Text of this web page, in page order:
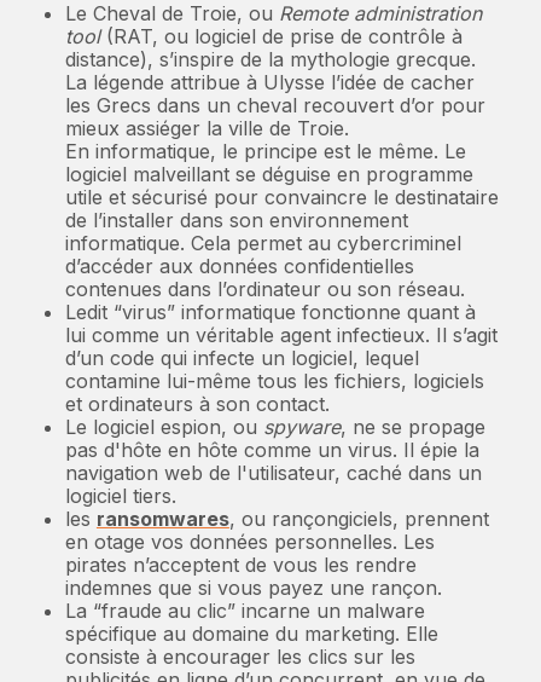
Le Cheval de Troie, ou Remote administration
tool(RAT, ou logiciel de prise de contrôle à
distance), s’inspire de la mythologie grecque.
La légende attribue à Ulysse l’idée de cacher
les Grecs dans un cheval recouvert d’or pour
mieux assiéger la ville de Troie.
En informatique, le principe est le même. Le
logiciel malveillant se déguise en programme
utile et sécurisé pour convaincre le destinataire
de l’installer dans son environnement
informatique. Cela permet au cybercriminel
d’accéder aux données confidentielles
contenues dans l’ordinateur ou son réseau.
Ledit “virus” informatique fonctionne quant à
lui comme un véritable agent infectieux. Il s’agit
d’un code qui infecte un logiciel, lequel
contamine lui-même tous les fichiers, logiciels
et ordinateurs à son contact.
Le logiciel espion, ou spyware, ne se propage
pas d'hôte en hôte comme un virus. Il épie la
navigation web de l'utilisateur, caché dans un
logiciel tiers.
les ransomwares, ou rançongiciels, prennent
en otage vos données personnelles. Les
pirates n’acceptent de vous les rendre
indemnes que si vous payez une rançon.
La “fraude au clic” incarne un malware
spécifique au domaine du marketing. Elle
consiste à encourager les clics sur les